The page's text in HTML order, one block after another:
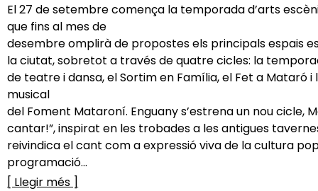
El 27 de setembre comença la temporada d’arts
que fins al mes de
desembre omplirà de propostes els principals espais
la ciutat, sobretot a través de quatre cicles: la
de teatre i dansa, el Sortim en Família, el Fet a Mataró
musical
del Foment Mataroní. Enguany s’estrena un nou cicle,
cantar!”, inspirat en les trobades a les antigues
reivindica el cant com a expressió viva de la cultura
programació...
[ Llegir més ]